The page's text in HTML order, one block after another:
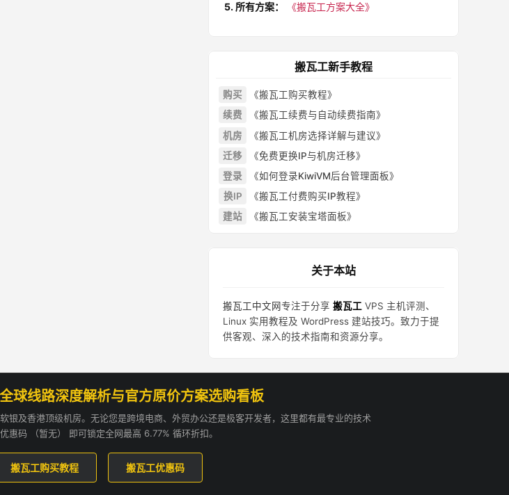
5. 所有方案： 《搬瓦工方案大全》
搬瓦工新手教程
购买
《搬瓦工购买教程》
续费
《搬瓦工续费与自动续费指南》
机房
《搬瓦工机房选择详解与建议》
迁移
《免费更换IP与机房迁移》
登录
《如何登录KiwiVM后台管理面板》
换IP
《搬瓦工付费购买IP教程》
建站
《搬瓦工安装宝塔面板》
关于本站
搬瓦工中文网专注于分享 搬瓦工 VPS 主机评测、
Linux 实用教程及 WordPress 建站技巧。致力于提
供客观、深入的技术指南和资源分享。
线路深度解析与官方原价方案选购看板
及香港顶级机房。无论您是跨境电商、外贸办公还是极客开发者，这里都有最专业的技术
惠码 （暂无） 即可锁定全网最高 6.77% 循环折扣。
搬瓦工购买教程 搬瓦工优惠码